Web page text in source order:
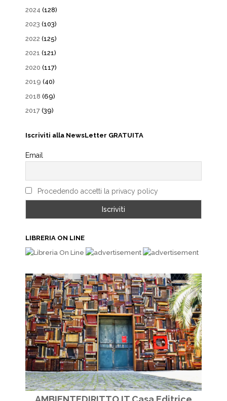
2024 (128)
2023 (103)
2022 (125)
2021 (121)
2020 (117)
2019 (40)
2018 (69)
2017 (39)
Iscriviti alla NewsLetter GRATUITA
Email
Procedendo accetti la privacy policy
LIBRERIA ON LINE